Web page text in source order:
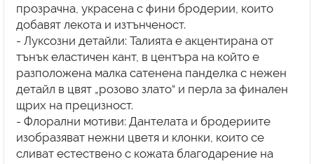
прозрачна, украсена с фини бродерии, които
добавят лекота и изтънченост.
- Луксозни детайли: Талията е акцентирана от
тънък еластичен кант, в центъра на който е
разположена малка сатенена панделка с нежен
детайл в цвят „розово злато“ и перла за финален
щрих на прецизност.
- Флорални мотиви: Дантелата и бродериите
изобразяват нежни цветя и клонки, които се
сливат естествено с кожата благодарение на